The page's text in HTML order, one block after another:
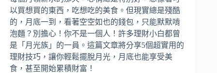
以買想買的東西，吃想吃的美食。但現實總是殘酷
的，月底一到，看著空空如也的錢包，只能默默啃
泡麵？別擔心！你不是一個人！許多理財小白都曾
是「月光族」的一員。這篇文章將分享5個超實用的
理財技巧，讓你輕鬆擺脫月光，月底也能享受美
食，甚至開始累積財富！